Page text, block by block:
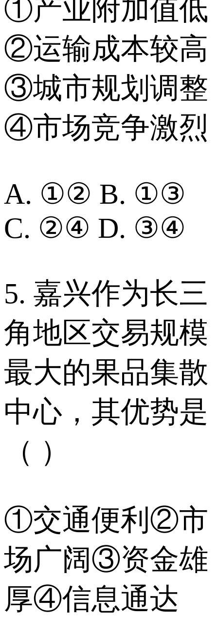
①产业附加值低
②运输成本较高
③城市规划调整
④市场竞争激烈
A. ①② B. ①③
C. ②④ D. ③④
5. 嘉兴作为长三
角地区交易规模
最大的果品集散
中心，其优势是
（ ）
①交通便利②市
场广阔③资金雄
厚④信息通达